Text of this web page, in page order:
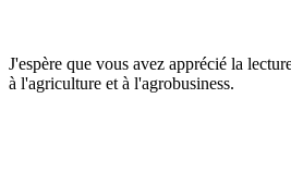
J'espère que vous avez apprécié la
à l'agriculture et à l'agrobusiness.